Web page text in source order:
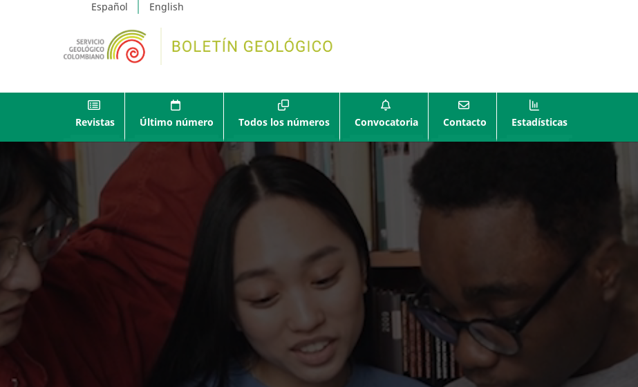
Español English
Revistas Último número Todos los números Convocatoria Contacto Estadísticas